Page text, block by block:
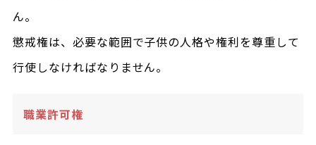
ん。
懲戒権は、必要な範囲で子供の人格や権利を尊重して
行使しなければなりません。
職業許可権